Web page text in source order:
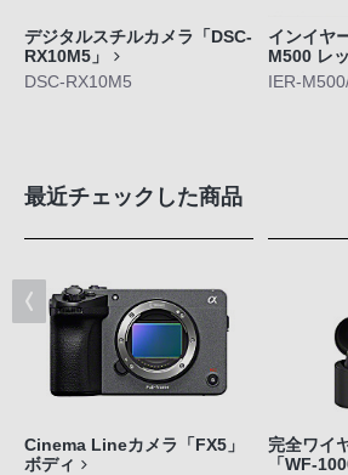
デジタルスチルカメラ「DSC-
RX10M5」
DSC-RX10M5
インイヤ
M500 レ
IER-
最近チェックした商品
Cinema Lineカメラ「FX5」
ボディ
完全ワイ
「WF-